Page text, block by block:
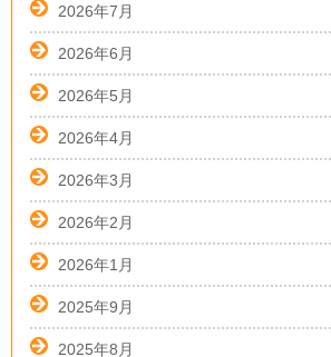
2026年7月
2026年6月
2026年5月
2026年4月
2026年3月
2026年2月
2026年1月
2025年9月
2025年8月